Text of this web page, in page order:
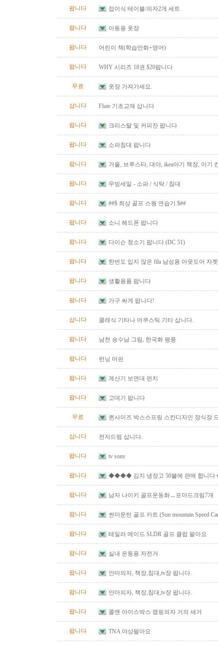
팝니다 접이식 테이블/의자2개 세트
팝니다 아동용 옷장
팝니다 어린이 책(학습만화+영어)
팝니다 WHY 시리즈 18권 $20팝니다
무료 옷장 가져가세요.
삽니다 Flute 기초교재 삽니다
팝니다 크리스탈 및 커피잔 팝니다
팝니다 소파침대 팝니다
팝니다 거울, 브루스타, 대야, ikea아기 책장, 아기
팝니다 무빙세일 - 소파 / 식탁 / 침대
팝니다 ##$ 최상 골프 스웡 연습기 $##
팝니다 소니 헤드폰 팝니다
팝니다 다이슨 청소기 팝니다 (DC 51)
팝니다
한번도 입지 않은 fila 남성용 아웃도어 자
팝니다
생활용품 팝니다
팝니다 가구 싸게 팝니다!
삽니다 클래식 기타나 어쿠스틱 기타 삽니다.
팝니다 남천 송수남 그림, 한국화 평풍
팝니다 런닝 머쉰
팝니다 계산기 보면대 펀치
팝니다 고데기 팝니다
무료 퀸사이즈 박스스프링 스칸디자인 장식장
삽니다 전자드럼 삽니다.
팝니다 tv sony
팝니다 ◆◆◆◆ 김치 냉장고 50불에 판매 합니
팝니다 남자 나이키 골프운동화ㅡ포마드크림7개
팝니다 썬마운틴 골프 카트 (Sun mountain Speed
팝니다 테일러 메이드 SLDR 골프 클럽 팔아요
팝니다 실내 운동용 자전거
팝니다 안마의자, 책장,침대,tv장 팝니다.
팝니다 안마의자, 책장,침대,tv장 팝니다.
팝니다 콜맨 아이스박스 캠핑의자 거의 새거
팝니다 TNA 야상팔아요